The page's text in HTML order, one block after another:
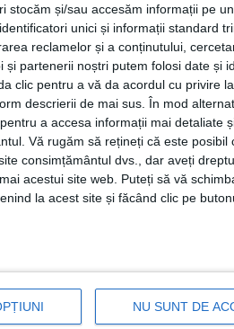
stocăm și/sau accesăm informații pe
unici și informații standard
reclamelor și a conținutului,
și partenerii noștri putem folosi date și
clic pentru a vă da acordul cu privire
descrierii de mai sus. În mod
a accesa informații mai detaliate
Vă rugăm să rețineți că este
consimțământul dvs., dar aveți
acestui site web. Puteți să vă
la acest site și făcând clic pe
NU SUNT DE
pe 14 octombrie 2025 și se
proiectului realizează
videola fața locului.
și integrate online, iar
finalul acestui an. Fiecare
3D, completat de texte și
pe platforma
fi lansată aplicația mobilă
iOS — prima din România